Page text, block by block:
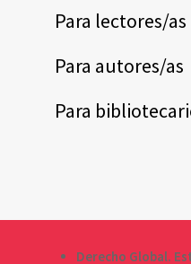
Para lectores/as
Para autores/as
Para
Derecho Global.